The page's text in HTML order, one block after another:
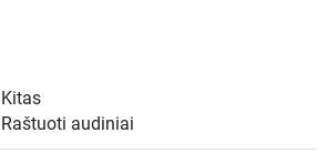
Kitas
Raštuoti audiniai